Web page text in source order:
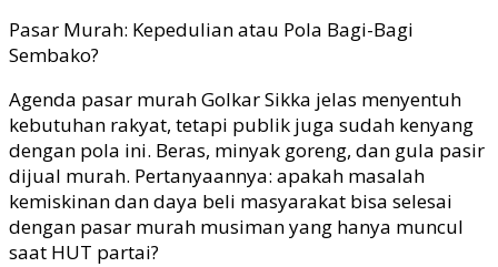
Pasar Murah: Kepedulian atau Pola Bagi-Bagi
Sembako?
Agenda pasar murah Golkar Sikka jelas menyentuh
kebutuhan rakyat, tetapi publik juga sudah kenyang
dengan pola ini. Beras, minyak goreng, dan gula pasir
dijual murah. Pertanyaannya: apakah masalah
kemiskinan dan daya beli masyarakat bisa selesai
dengan pasar murah musiman yang hanya muncul
saat HUT partai?